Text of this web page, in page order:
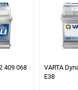
409 068
VARTA
E38